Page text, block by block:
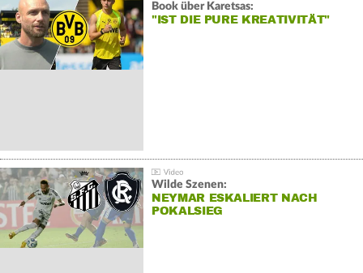
Book über Karetsas:
"IST DIE PURE KREATIVITÄT"
Wilde Szenen:
NEYMAR ESKALIERT NACH
POKALSIEG